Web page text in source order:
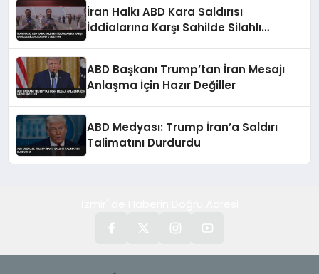
İran Halkı ABD Kara Saldırısı
İddialarına Karşı Sahilde Silahlı
ABD Başkanı Trump’tan İran Mesajı
Anlaşma İçin Hazır Değiller
ABD Medyası: Trump İran’a Saldırı
Talimatını Durdurdu